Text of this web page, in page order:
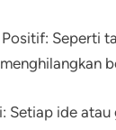
Seperti
Setiap ide